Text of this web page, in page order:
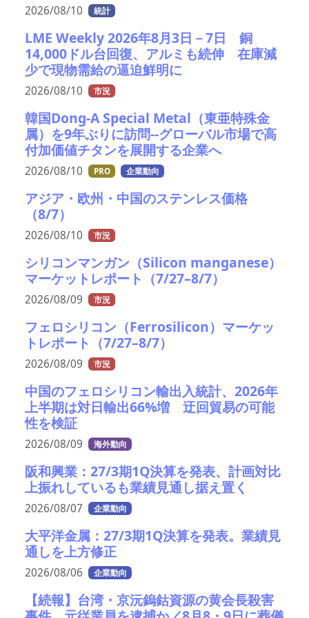
2026/08/10 統計
LME Weekly 2026年8月3日－7日 銅
14,000ドル台回復、アルミも続伸 在庫減
少で現物需給の逼迫鮮明に
2026/08/10 市況
韓国Dong-A Special Metal（東亜特殊金
属）を9年ぶりに訪問--グローバル市場で高
付加価値チタンを展開する企業へ
2026/08/10 PRO 企業動向
アジア・欧州・中国のステンレス価格
（8/7）
2026/08/10 市況
シリコンマンガン（Silicon manganese）
マーケットレポート（7/27–8/7）
2026/08/09 市況
フェロシリコン（Ferrosilicon）マーケッ
トレポート（7/27–8/7）
2026/08/09 市況
中国のフェロシリコン輸出入統計、2026年
上半期は対日輸出66%増 迂回貿易の可能
性を検証
2026/08/09 海外動向
阪和興業：27/3期1Q決算を発表、計画対比
上振れしているも業績見通し据え置く
2026/08/07 企業動向
大平洋金属：27/3期1Q決算を発表。業績見
通しを上方修正
2026/08/06 企業動向
【続報】台湾・京沅鎢鈷資源の黄会長殺害